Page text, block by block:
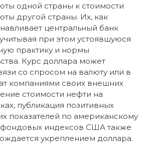
одной страны к стоимости
другой страны. Их, как
центральный банк
при этом устоявшуюся
практику и нормы
Курс доллара может
со спросом на валюту или в
компаниями своих внешних
стоимости нефти на
публикация позитивных
показателей по американскому
фондовых индексов США также
укреплением доллара.